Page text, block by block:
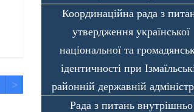
>
Координаційна рада з
утвердження української
національної та
ідентичності при
районній державній
Рада з питань внутрішньо